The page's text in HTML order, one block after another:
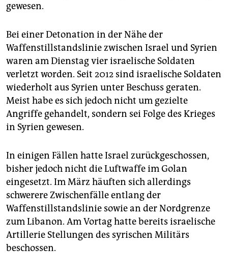
gewesen.
Bei einer Detonation in der Nähe der
Waffenstillstandslinie zwischen Israel und Syrien
waren am Dienstag vier israelische Soldaten
verletzt worden. Seit 2012 sind israelische Soldaten
wiederholt aus Syrien unter Beschuss geraten.
Meist habe es sich jedoch nicht um gezielte
Angriffe gehandelt, sondern sei Folge des Krieges
in Syrien gewesen.
In einigen Fällen hatte Israel zurückgeschossen,
bisher jedoch nicht die Luftwaffe im Golan
eingesetzt. Im März häuften sich allerdings
schwerere Zwischenfälle entlang der
Waffenstillstandslinie sowie an der Nordgrenze
zum Libanon. Am Vortag hatte bereits israelische
Artillerie Stellungen des syrischen Militärs
beschossen.